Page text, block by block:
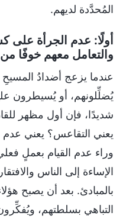
المُحدَّدة لديهم.
أولًا: عدم الجرأة
والتعامل معهم خوفًا من
عندما يزعج أضدادُ المسيحِ
يُضلِّلونهم، أو يُسيطرون
شديدًا، فإن أول مظهر
يعني التقاعس؟ يعني عدم
وراء عدم القيام بعملٍ
الإساءة إلى الناس
بالمبادئ. بعد أن يصبح
التباهي بسلطتهم،